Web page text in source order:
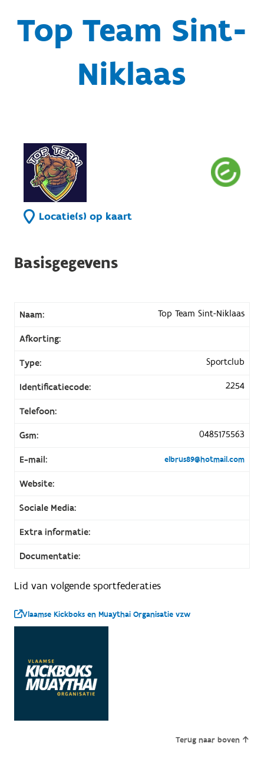
Top Team Sint-
Niklaas
Locatie(s) op kaart
Basisgegevens
Naam: Top Team Sint-Niklaas
Afkorting:
Type: Sportclub
Identificatiecode: 2254
Telefoon:
Gsm: 0485175563
E-mail: elbrus89@hotmail.com
Website:
Sociale Media:
Extra informatie:
Documentatie:
Lid van volgende sportfederaties
Vlaamse Kickboks en Muaythai Organisatie vzw
Terug naar boven